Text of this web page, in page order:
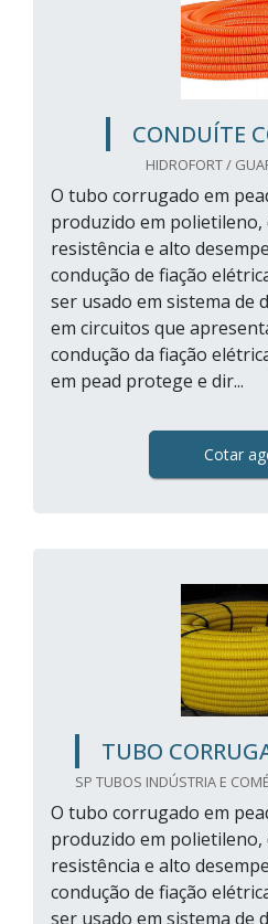
CONDUÍTE
HIDROFORT /
O tubo corrugado em
produzido em polietileno,
resistência e alto
condução de fiação
ser usado em sistema de
em circuitos que
condução da fiação
em pead protege e dir...
Cotar
TUBO
SP TUBOS INDÚSTRIA E
O tubo corrugado em
produzido em polietileno,
resistência e alto
condução de fiação
ser usado em sistema de